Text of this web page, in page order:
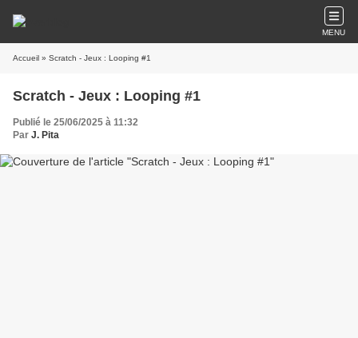
MENU
Accueil » Scratch - Jeux : Looping #1
Scratch - Jeux : Looping #1
Publié le 25/06/2025 à 11:32
Par J. Pita